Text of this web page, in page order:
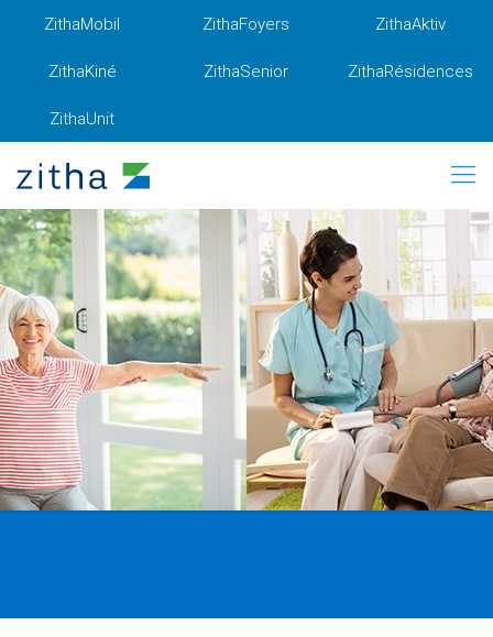
ZithaMobil ZithaFoyers ZithaAktiv
ZithaKiné ZithaSenior ZithaRésidences
ZithaUnit